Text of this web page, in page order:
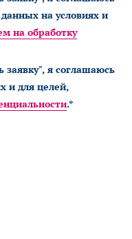
на условиях и
на обработку
я соглашаюсь
и для целей,
.*